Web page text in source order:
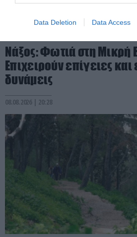
Data Deletion Data Access
Νάξος: Φωτιά στη Μικρή
Επιχειρούν επίγειες και
δυνάμεις
08.08.2026 | 20:28